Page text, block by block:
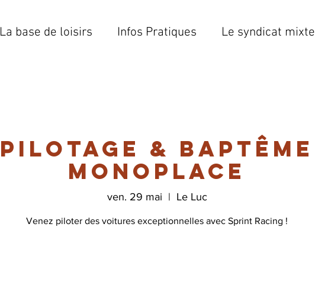
La base de loisirs Infos Pratiques Le syndicat mixte
Pilotage & Baptême
monoplace
ven. 29 mai
  |
Le Luc
Venez piloter des voitures exceptionnelles avec Sprint Racing !